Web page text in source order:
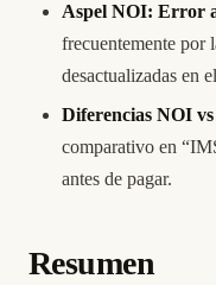
Aspel NOI: Error
frecuentemente por
desactualizadas en
Diferencias NOI
comparativo en
antes de pagar.
Resumen